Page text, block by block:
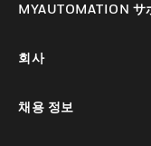
MYAUTOMATION サ
회사
채용 정보